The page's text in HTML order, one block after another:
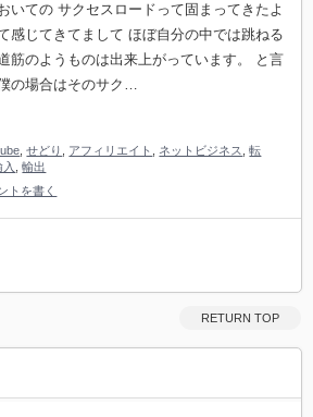
いての サクセスロードって固まってきたよ
感じてきてまして ほぼ自分の中では跳ねる
筋のようものは出来上がっています。 と言
の場合はそのサク…
,せどり アフィリエイト ネットビジネス ,転
入 ,輸出
トを書く
RETURN TOP